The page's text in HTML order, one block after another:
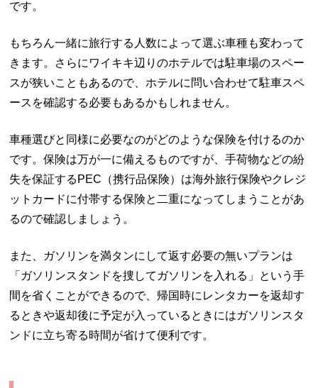
です。
もちろん一緒に旅行する人数によって選ぶ車種も変わって
きます。さらにワイキキ辺りのホテルでは駐車場のスペー
スが狭いこともあるので、ホテルに問い合わせて駐車スペ
ースを確認する必要もあるかもしれません。
車種選びと同様に必要なのがどのような保険を付けるのか
です。保険は万が一に備えるものですが、手荷物などの紛
失を保証するPEC（携行品保険）は海外旅行保険やクレジ
ットカードに付帯する保険と二重になってしまうことがあ
るので確認しましょう。
また、ガソリンを満タンにして返す必要の無いプランは
「ガソリンスタンドを捜してガソリンを入れる」という手
間を省くことができるので、帰国時にレンタカーを返却す
るときや返却後に予定が入っているときにはガソリンスタ
ンドに立ち寄る時間が省けて便利です。